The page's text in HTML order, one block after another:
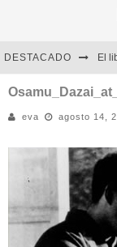
DESTACADO
eva agosto 14,